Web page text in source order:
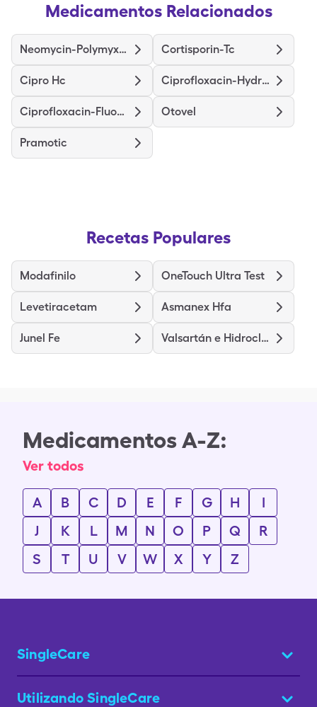
Medicamentos Relacionados
Neomycin-Polymyxin-Hc Cortisporin-Tc
Cipro Hc Ciprofloxacin-Hydrocortisone
Ciprofloxacin-Fluocinolone Pf Otovel
Pramotic
Recetas Populares
Modafinilo OneTouch Ultra Test
Levetiracetam Asmanex Hfa
Junel Fe Valsartán e Hidroclorotiazida (Compuesto)
Medicamentos A-Z:
Ver todos
A B C D E F G H
I
J
K L M N O P Q
R
S
T U V W X Y Z
SingleCare
Utilizando SingleCare